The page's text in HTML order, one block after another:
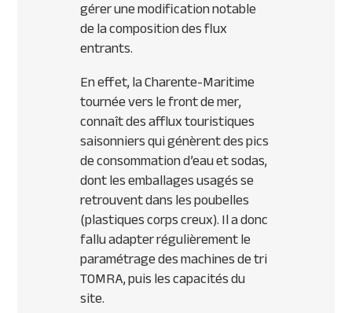
gérer une modification notable
de la composition des flux
entrants.
En effet, la Charente-Maritime
tournée vers le front de mer,
connaît des afflux touristiques
saisonniers qui génèrent des pics
de consommation d’eau et sodas,
dont les emballages usagés se
retrouvent dans les poubelles
(plastiques corps creux). Il a donc
fallu adapter régulièrement le
paramétrage des machines de tri
TOMRA, puis les capacités du
site.